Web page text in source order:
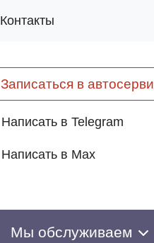
Контакты
Записаться в
Написатьв Telegram
Написатьв Max
Мы обслуживаем